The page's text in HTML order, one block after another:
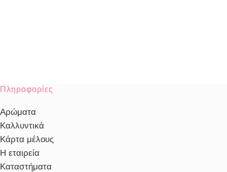
Πληροφορίες
Αρώματα
Καλλυντικά
Κάρτα μέλους
Η εταιρεία
Καταστήματα